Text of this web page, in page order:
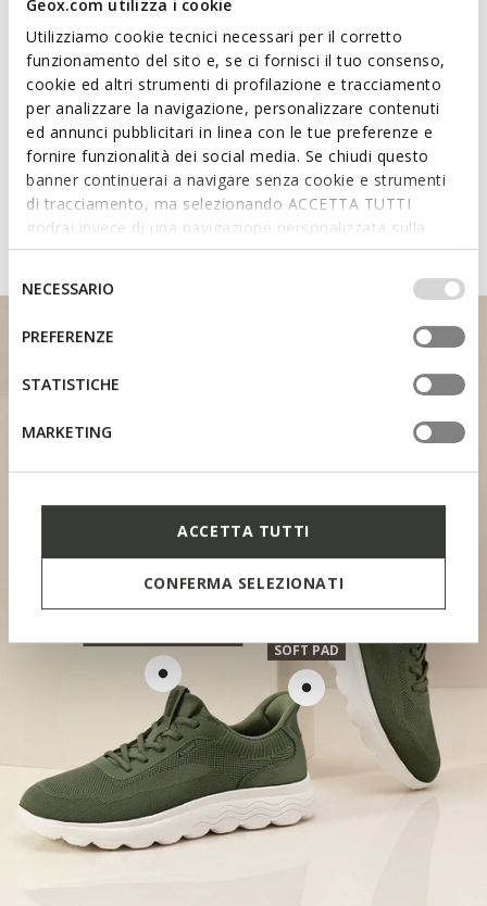
Geox.com utilizza i cookie
Utilizziamo cookie tecnici necessari per il corretto
funzionamento del sito e, se ci fornisci il tuo consenso,
cookie ed altri strumenti di profilazione e tracciamento
per analizzare la navigazione, personalizzare contenuti
ed annunci pubblicitari in linea con le tue preferenze e
fornire funzionalità dei social media. Se chiudi questo
banner continuerai a navigare senza cookie e strumenti
di tracciamento, ma selezionando ACCETTA TUTTI
godrai invece di una navigazione personalizzata sulla
base dei tuoi gusti ed interessi. Selezionando
IMPOSTAZIONI potrai anche scegliere quali cookies ed
altri strumenti di tracciamento autorizzare. Per maggiori
informazioni o per modificare in qualsiasi momento le
tue impostazioni, visita la nostra
consenso
NECESSARIO
PREFERENZE
STATISTICHE
MARKETING
ACCETTA TUTTI
CONFERMA SELEZIONATI
Materials
Technologies
Learn about the attributes of
shoes featuring the Fast In
System
SOFT PAD